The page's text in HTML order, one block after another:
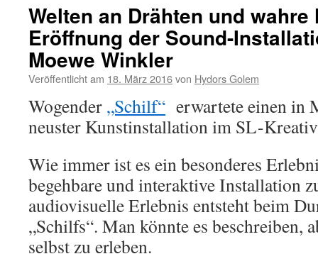
Welten an Drähten und wahre
Eröffnung der Sound-
Moewe Winkler
Veröffentlicht am 18. März 2016von Hydors Golem
Wogender „Schilf“ erwartete einen in
neuster Kunstinstallation im SL-
Wie immer ist es ein besonderes
begehbare und interaktive Installation
audiovisuelle Erlebnis entsteht beim
„Schilfs“. Man könnte es beschreiben,
selbst zu erleben.